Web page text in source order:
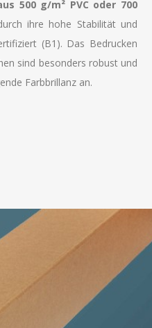
500 g/m² PVC oder 700
ihre hohe Stabilität und
(B1). Das Bedrucken
sind besonders robust und
Farbbrillanz an.